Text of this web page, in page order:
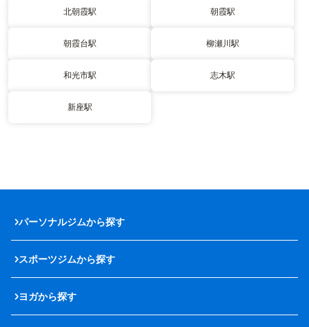
北朝霞駅 朝霞駅
朝霞台駅 柳瀬川駅
和光市駅 志木駅
新座駅
パーソナルジムから探す
スポーツジムから探す
ヨガから探す